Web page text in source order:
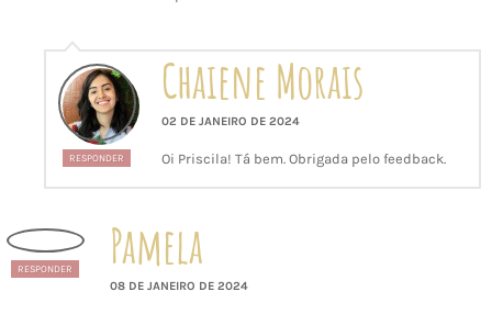
RESPONDER
Chaiene Morais
02 DE JANEIRO DE 2024
Oi Priscila! Tá bem. Obrigada pelo feedback.
RESPONDER Pamela
08 DE JANEIRO DE 2024